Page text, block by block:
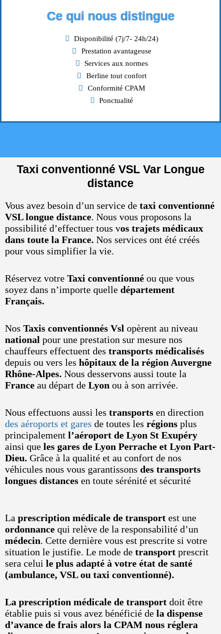
Ce qui nous distingue
Disponibilité (7j/7- 24h/24)
Prestation avantageuse
Services aux normes
Berline tout confort
Conformité CPAM
Ponctualité
Taxi conventionné VSL Var Longue
distance
Vous avez besoin d’un service de taxi conventionné
VSL longue distance. Nous vous proposons la
possibilité d’effectuer tous vos trajets médicaux
dans toute la France. Nos services ont été créés
pour vous simplifier la vie.
Réservez votre Taxi conventionné ou que vous
soyez dans n’importe quelle département
Français.
Nos Taxis conventionnés Vsl opèrent au niveau
national pour une prestation sur mesure nos
chauffeurs effectuent des transports médicalisés
depuis ou vers les hôpitaux de la région Auvergne
Rhône-Alpes. Nous desservons aussi toute la
France au départ de Lyon ou à son arrivée.
Nous effectuons aussi les transports en direction
des aéroports et gares de toutes les régions plus
principalement l’aéroport de Lyon St Exupéry
ainsi que les gares de Lyon Perrache et Lyon Part-
Dieu. Grâce à la qualité et au confort de nos
véhicules nous vous garantissons des transports
longues distances en toute sérénité et sécurité
La prescription médicale de transport est une
ordonnance qui relève de la responsabilité d’un
médecin. Cette dernière vous est prescrite si votre
situation le justifie. Le mode de transport prescrit
sera celui le plus adapté à votre état de santé
(ambulance, VSL ou taxi conventionné).
La prescription médicale de transport doit être
établie puis si vous avez bénéficié de la dispense
d’avance de frais alors la CPAM nous réglera